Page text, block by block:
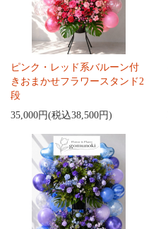
ピンク・レッド系バルーン付
きおまかせフラワースタンド2
段
35,000円(税込38,500円)